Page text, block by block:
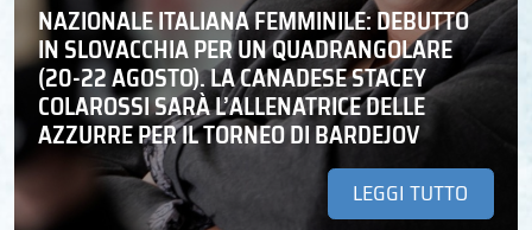
NAZIONALE ITALIANA FEMMINILE: DEBUTTO
IN SLOVACCHIA PER UN QUADRANGOLARE
(20-22 AGOSTO). LA CANADESE STACEY
COLAROSSI SARÀ L’ALLENATRICE DELLE
AZZURRE PER IL TORNEO DI BARDEJOV
LEGGI TUTTO